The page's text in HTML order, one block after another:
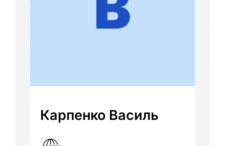
Карпенко Василь